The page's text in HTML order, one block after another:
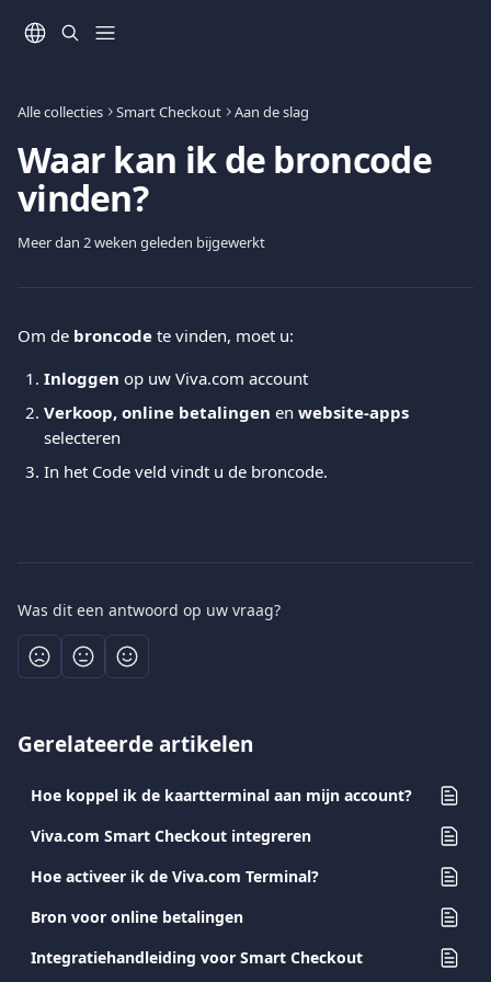
Alle collecties Smart Checkout Aan de slag
Waar kan ik de broncode
vinden?
Meer dan 2 weken geleden bijgewerkt
Om de broncode te vinden, moet u:
Inloggen op uw Viva.com account
Verkoop, online betalingen en website-apps
selecteren
In het Code veld vindt u de broncode.
Was dit een antwoord op uw vraag?
Gerelateerde artikelen
Hoe koppel ik de kaartterminal aan mijn account?
Viva.com Smart Checkout integreren
Hoe activeer ik de Viva.com Terminal?
Bron voor online betalingen
Integratiehandleiding voor Smart Checkout